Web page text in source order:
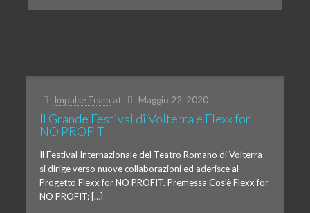
Impulse Team at Maggio 22, 2020
Il Grande Festival di Volterra e Flexx for
NO PROFIT
Il Festival Internazionale del Teatro Romano di Volterra
si dirige verso nuove collaborazioni ed aderisce al
Progetto Flexx for NO PROFIT. Premessa Cos’è Flexx for
NO PROFIT: […]